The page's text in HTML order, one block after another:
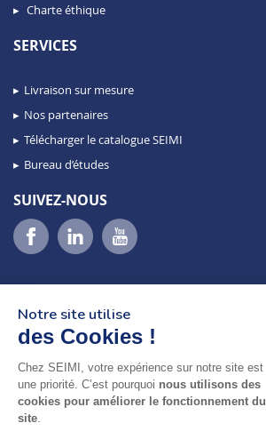
Charte éthique
SERVICES
Livraison sur mesure
Nos partenaires
Télécharger le catalogue SEIMI
Bureau d’études
SUIVEZ-NOUS
02 98 46 11 02
lundi au vendredi
Notre site utilise
des Cookies !
Chez SEIMI, votre expérience sur notre site est
une priorité. C’est pourquoi nous utilisons des
cookies pour améliorer le fonctionnement du
site.